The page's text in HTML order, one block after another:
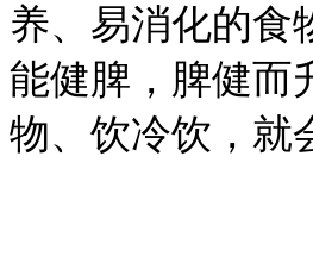
养、易消化的食
能健脾，脾健而
物、饮冷饮，就